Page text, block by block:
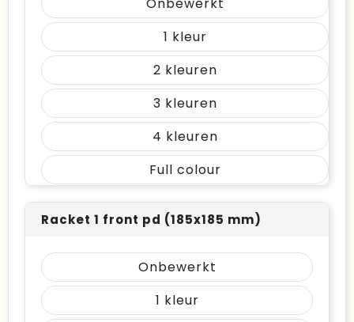
Onbewerkt
1
2
3
4
Full colour
Racket 1 front pd (185x185 mm)
Onbewerkt
1